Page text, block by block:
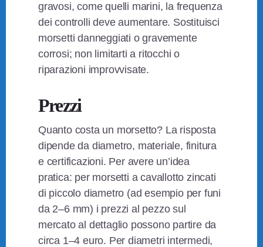
gravosi, come quelli marini, la frequenza
dei controlli deve aumentare. Sostituisci
morsetti danneggiati o gravemente
corrosi; non limitarti a ritocchi o
riparazioni improvvisate.
Prezzi
Quanto costa un morsetto? La risposta
dipende da diametro, materiale, finitura
e certificazioni. Per avere un’idea
pratica: per morsetti a cavallotto zincati
di piccolo diametro (ad esempio per funi
da 2–6 mm) i prezzi al pezzo sul
mercato al dettaglio possono partire da
circa 1–4 euro. Per diametri intermedi,